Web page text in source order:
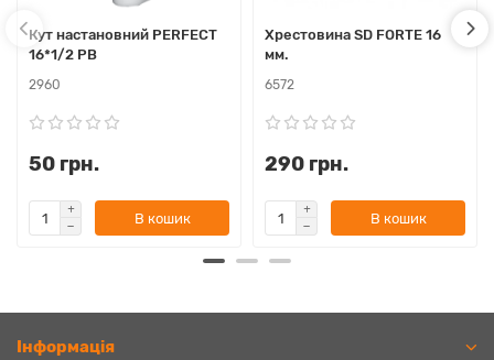
Кут настановний PERFEСT
16*1/2 РВ
2960
50 грн.
В кошик
Хрестовина SD FORTE 16
мм.
6572
290 грн.
В кошик
Iнформація